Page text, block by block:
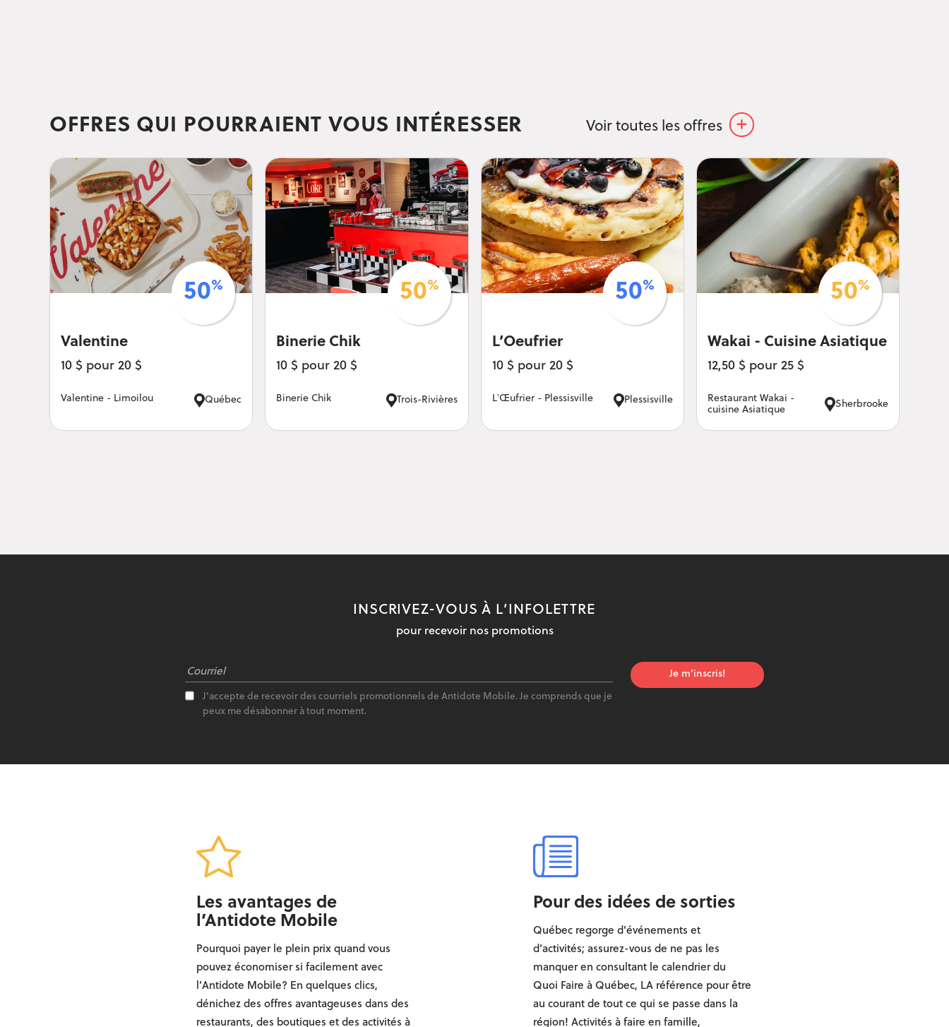
OFFRES QUI POURRAIENT VOUS INTÉRESSER Voir toutes les offres +
50%
Valentine
10 $ pour 20 $
Valentine - Limoilou Québec
50%
Binerie Chik
10 $ pour 20 $
Binerie Chik Trois-Rivières
50%
L’Oeufrier
10 $ pour 20 $
L’Œufrier - Plessisville Plessisville
50%
Wakai - Cuisine Asiatique
12,50 $ pour 25 $
Restaurant Wakai -
cuisine Asiatique
Sherbrooke
INSCRIVEZ-VOUS À L’INFOLETTRE
pour recevoir nos promotions
J'accepte de recevoir des courriels promotionnels de Antidote Mobile. Je comprends que je
peux me désabonner à tout moment.
Je m’inscris!
Les avantages de
l’Antidote Mobile
Pourquoi payer le plein prix quand vous
pouvez économiser si facilement avec
l’Antidote Mobile? En quelques clics,
dénichez des offres avantageuses dans des
restaurants, des boutiques et des activités à
Pour des idées de sorties
Québec regorge d'événements et
d’activités; assurez-vous de ne pas les
manquer en consultant le calendrier du
Quoi Faire à Québec, LA référence pour être
au courant de tout ce qui se passe dans la
région! Activités à faire en famille,